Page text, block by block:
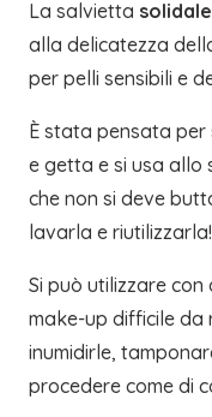
La salvietta solidale
alla delicatezza
per pelli sensibili e
È stata pensata per
e getta e si usa allo
che non si deve
lavarla e riutilizzarla!
Si può utilizzare
make-up difficile da
inumidirle,
procedere come di